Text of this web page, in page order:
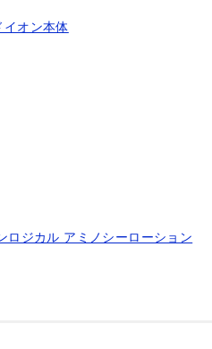
イオン本体
ロジカル アミノシーローション